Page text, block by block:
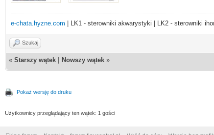
e-chata.hyzne.com | LK1 - sterowniki akwarystyki | LK2 - sterowniki
Szukaj
« Starszy wątek Nowszy wątek »
Pokaż wersję do druku
Użytkownicy przeglądający ten wątek: 1 gości